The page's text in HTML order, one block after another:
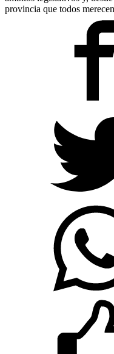
provincia que todos